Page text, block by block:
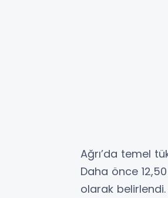
Ağrı’da temel
Daha önce
olarak